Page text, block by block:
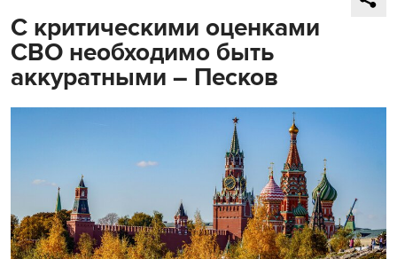
С критическими оценками
СВО необходимо быть
аккуратными – Песков